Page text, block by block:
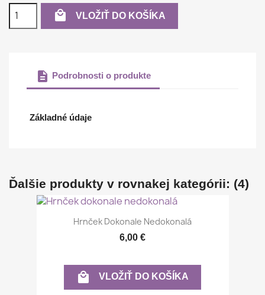
 VLOŽIŤ DO KOŠÍKA
description Podrobnosti o produkte
Základné údaje
Ďalšie produkty v rovnakej kategórii: (4)
Hrnček Dokonale Nedokonalá
6,00 €
 VLOŽIŤ DO KOŠÍKA